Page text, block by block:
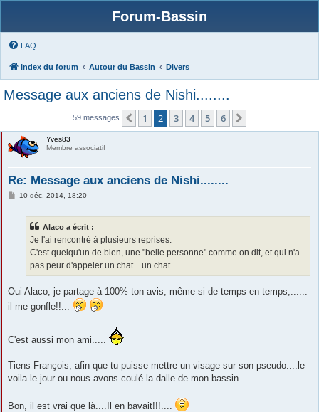
Forum-Bassin
FAQ
Index du forum Autour du Bassin Divers
Message aux anciens de Nishi........
59 messages Précédente
1 2 3 4 5 6
Yves83
Membre associatif
Re: Message aux anciens de Nishi........
M10 déc. 2014, 18:20
Alaco a écrit :
Je l'ai rencontré à plusieurs reprises.
C'est quelqu'un de bien, une "belle personne" comme on dit, et qui n'a
pas peur d'appeler un chat... un chat.
Oui Alaco, je partage à 100% ton avis, même si de temps en temps,......
il me gonfle!!...
C'est aussi mon ami.....
Tiens François, afin que tu puisse mettre un visage sur son pseudo....le
voila le jour ou nous avons coulé la dalle de mon bassin........
Bon, il est vrai que là....Il en bavait!!!....